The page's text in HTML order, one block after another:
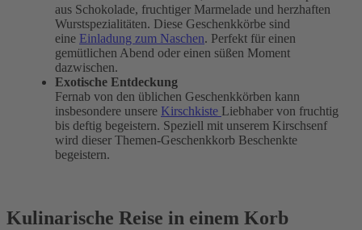
aus Schokolade, fruchtiger Marmelade und herzhaften
Wurstspezialitäten. Diese Geschenkkörbe sind
eine Einladung zum Naschen. Perfekt für einen
gemütlichen Abend oder einen süßen Moment
dazwischen.
Exotische Entdeckung
Fernab von den üblichen Geschenkkörben kann
insbesondere unsere Kirschkiste Liebhaber von fruchtig
bis deftig begeistern. Speziell mit unserem Kirschsenf
wird dieser Themen-Geschenkkorb Beschenkte
begeistern.
Kulinarische Reise in einem Korb